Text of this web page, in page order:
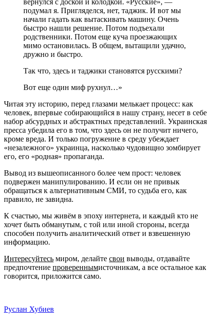
подумал я. Пригляделся, нет, таджик. И вот мы
начали гадать как вытаскивать машину. Очень
быстро нашли решение. Потом подъехали
родственники. Потом еще куча проезжающих
мимо остановилась. В общем, вытащили удачно,
дружно и быстро.
Так что, здесь и таджики становятся русскими?
Вот еще один миф рухнул…»
Читая эту историю, перед глазами мелькает процесс: как
человек, впервые собирающийся в нашу страну, несет в себе
набор абсурдных и абстрактных представлений. Украинская
пресса убедила его в том, что здесь он не получит ничего,
кроме вреда. И только погружение в среду убеждает
«незалежного» украинца, насколько чудовищно зомбируeт
его, его «родная» пропаганда.
Вывод из вышеописанного более чем прост: человек
подвержен манипулированию. И если он не привык
обращаться к альтернативным СМИ, то судьба его, как
правило, не завидна.
К счастью, мы живём в эпоху интернета, и каждый кто не
хочет быть обманутым, с той или иной стороны, всегда
способен получить аналитический ответ и взвешенную
информацию.
Интересуйтесь миром, делайте свои выводы, отдавайте
предпочтение провереннымисточникам, а все остальное как
говорится, приложится само.
Руслан Хубиев